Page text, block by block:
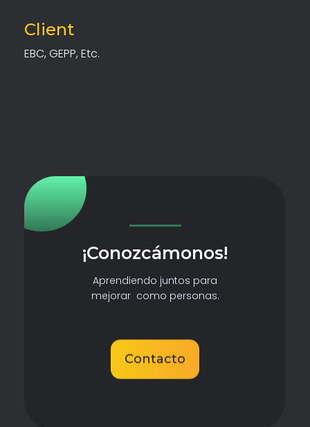
Client
EBC, GEPP, Etc.
¡Conozcámonos!
Aprendiendo juntos para
mejorar como personas.
Contacto